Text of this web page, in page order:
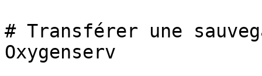
# Transférer une
Oxygenserv